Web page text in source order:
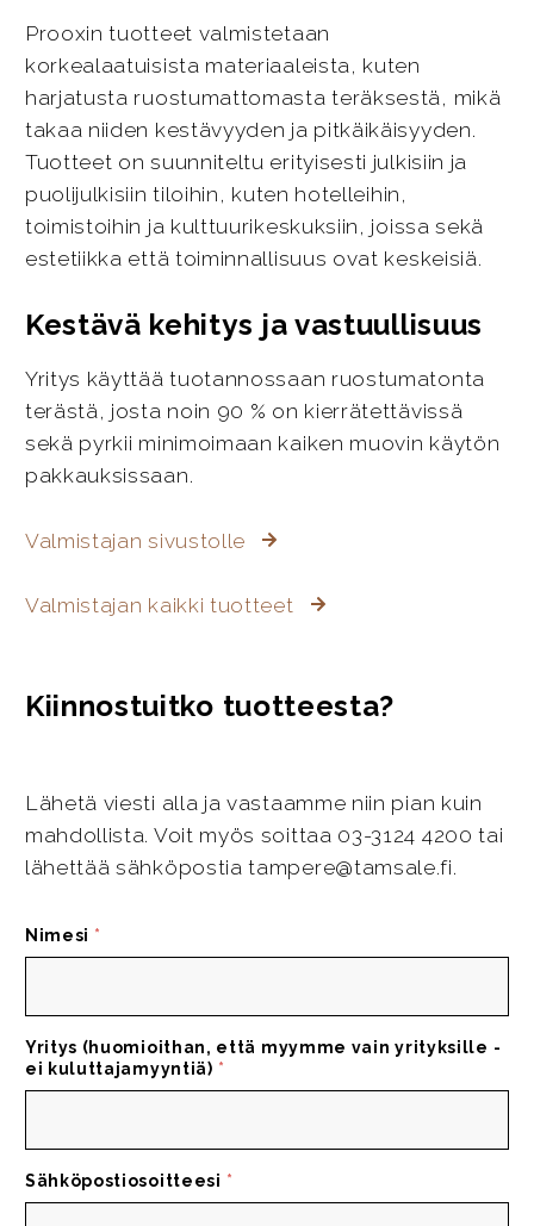
Prooxin tuotteet valmistetaan
korkealaatuisista materiaaleista, kuten
harjatusta ruostumattomasta teräksestä, mikä
takaa niiden kestävyyden ja pitkäikäisyyden.
Tuotteet on suunniteltu erityisesti julkisiin ja
puolijulkisiin tiloihin, kuten hotelleihin,
toimistoihin ja kulttuurikeskuksiin, joissa sekä
estetiikka että toiminnallisuus ovat keskeisiä.
Kestävä kehitys ja vastuullisuus
Yritys käyttää tuotannossaan ruostumatonta
terästä, josta noin 90 % on kierrätettävissä
sekä pyrkii minimoimaan kaiken muovin käytön
pakkauksissaan.
Valmistajan sivustolle
Valmistajan kaikki tuotteet
Kiinnostuitko tuotteesta?
Lähetä viesti alla ja vastaamme niin pian kuin
mahdollista. Voit myös soittaa 03-3124 4200 tai
lähettää sähköpostia tampere@tamsale.fi.
Nimesi *
Yritys (huomioithan, että myymme vain yrityksille -
ei kuluttajamyyntiä) *
Sähköpostiosoitteesi *